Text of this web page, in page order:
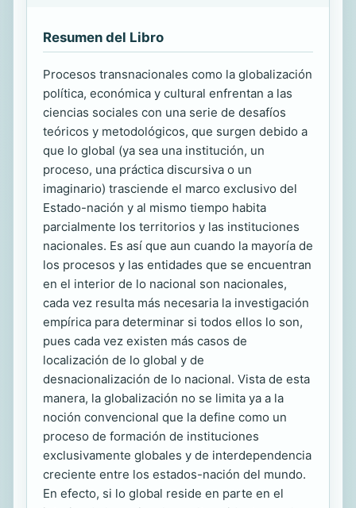
Resumen del Libro
Procesos transnacionales como la globalización
política, económica y cultural enfrentan a las
ciencias sociales con una serie de desafíos
teóricos y metodológicos, que surgen debido a
que lo global (ya sea una institución, un
proceso, una práctica discursiva o un
imaginario) trasciende el marco exclusivo del
Estado-nación y al mismo tiempo habita
parcialmente los territorios y las instituciones
nacionales. Es así que aun cuando la mayoría de
los procesos y las entidades que se encuentran
en el interior de lo nacional son nacionales,
cada vez resulta más necesaria la investigación
empírica para determinar si todos ellos lo son,
pues cada vez existen más casos de
localización de lo global y de
desnacionalización de lo nacional. Vista de esta
manera, la globalización no se limita ya a la
noción convencional que la define como un
proceso de formación de instituciones
exclusivamente globales y de interdependencia
creciente entre los estados-nación del mundo.
En efecto, si lo global reside en parte en el